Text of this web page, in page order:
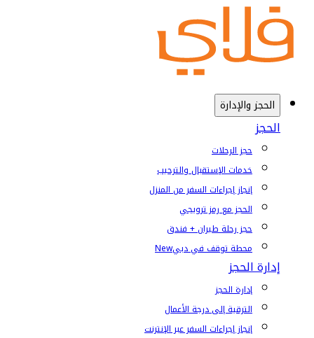
الحجز والإدارة
الحجز
حجز الرحلات
خدمات الإستقبال والترحيب
إنجاز إجراءات السفر من المنزل
الحجز مع رمز ترويجي
حجز رحلة طيران + فندق
محطة توقف في دبيNew
إدارة الحجز
إدارة الحجز
الترقية إلى درجة الأعمال
إنجاز إجراءات السفر عبر الإنترنت